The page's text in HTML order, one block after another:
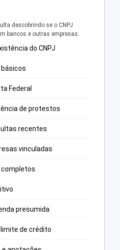
descobrindo se o CNPJ
bancos e outras empresas.
do CNPJ
Federal
de protestos
recentes
vinculadas
completos
presumida
de crédito